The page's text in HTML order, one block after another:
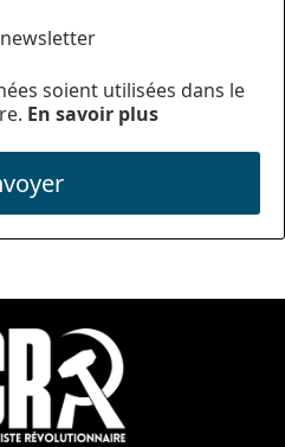
soient utilisées dans le
En savoir plus